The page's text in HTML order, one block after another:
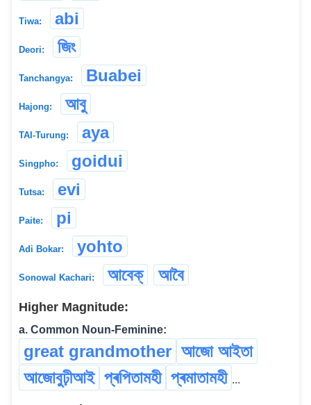
Tiwa: abi
Deori: জিং
Tanchangya: Buabei
Hajong: আবু
TAI-Turung: aya
Singpho: goidui
Tutsa: evi
Paite: pi
Adi Bokar: yohto
Sonowal Kachari: আবেক্ আবৈ
Higher Magnitude:
a. Common Noun-Feminine:
great grandmother আজো আইতা
আজোবুঢ়ীআই প্ৰপিতামহী প্ৰমাতামহী ...